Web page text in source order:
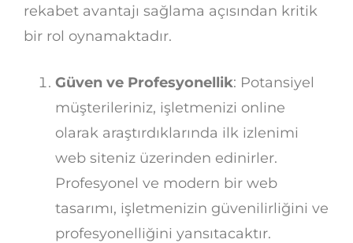
rekabet avantajı sağlama açısından kritik
bir rol oynamaktadır.
Güven ve Profesyonellik: Potansiyel
müşterileriniz, işletmenizi online
olarak araştırdıklarında ilk izlenimi
web siteniz üzerinden edinirler.
Profesyonel ve modern bir web
tasarımı, işletmenizin güvenilirliğini ve
profesyonelliğini yansıtacaktır.